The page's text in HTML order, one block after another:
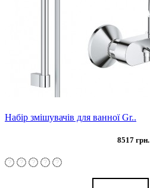
Набір змішувачів для ванної Gr..
8517 грн.